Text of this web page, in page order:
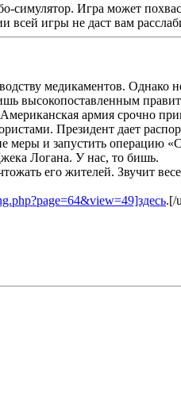
Игра может
игры не даст вам
медикаментов. Однако
высокопоставленным
армия срочно
Президент дает
меры и запустить
Логана. У нас, то бишь.
его жителей. Звучит
.[/